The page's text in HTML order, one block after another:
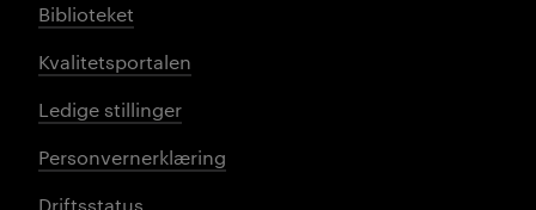
Biblioteket
Kvalitetsportalen
Ledige stillinger
Personvernerklæring
Driftsstatus